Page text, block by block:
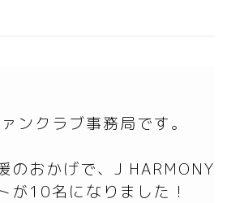
ンクラブ事務局です。
のおかげで、J HARMONY
が10名になりました！